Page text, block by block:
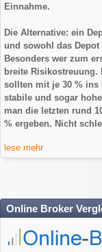
Einnahme.
Die Alternative: ein
und sowohl das
Besonders wer zum
breite Risikostreuung.
sollten mit je 30 % ins
stabile und sogar
man die letzten rund
% ergeben. Nicht
lese mehr
Online Broker